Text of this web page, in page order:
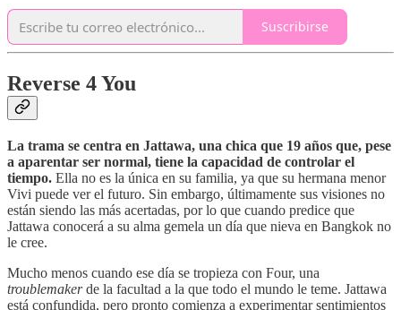
Suscribirse
Reverse 4 You
La trama se centra en Jattawa, una chica que 19 años que, pese
a aparentar ser normal, tiene la capacidad de controlar el
tiempo. Ella no es la única en su familia, ya que su hermana menor
Vivi puede ver el futuro. Sin embargo, últimamente sus visiones no
están siendo las más acertadas, por lo que cuando predice que
Jattawa conocerá a su alma gemela un día que nieva en Bangkok no
le cree.
Mucho menos cuando ese día se tropieza con Four, una
troublemakerde la facultad a la que todo el mundo le teme. Jattawa
está confundida, pero pronto comienza a experimentar sentimientos